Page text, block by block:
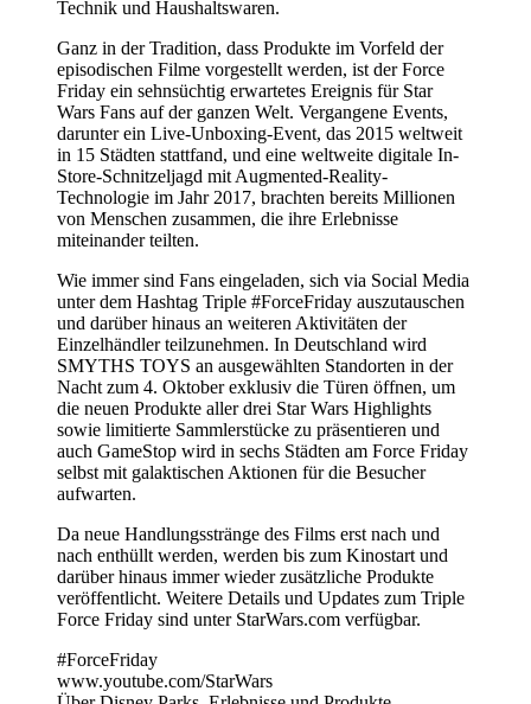
Technik und Haushaltswaren.
Ganz in der Tradition, dass Produkte im Vorfeld der
episodischen Filme vorgestellt werden, ist der Force
Friday ein sehnsüchtig erwartetes Ereignis für Star
Wars Fans auf der ganzen Welt. Vergangene Events,
darunter ein Live-Unboxing-Event, das 2015 weltweit
in 15 Städten stattfand, und eine weltweite digitale In-
Store-Schnitzeljagd mit Augmented-Reality-
Technologie im Jahr 2017, brachten bereits Millionen
von Menschen zusammen, die ihre Erlebnisse
miteinander teilten.
Wie immer sind Fans eingeladen, sich via Social Media
unter dem Hashtag Triple #ForceFriday auszutauschen
und darüber hinaus an weiteren Aktivitäten der
Einzelhändler teilzunehmen. In Deutschland wird
SMYTHS TOYS an ausgewählten Standorten in der
Nacht zum 4. Oktober exklusiv die Türen öffnen, um
die neuen Produkte aller drei Star Wars Highlights
sowie limitierte Sammlerstücke zu präsentieren und
auch GameStop wird in sechs Städten am Force Friday
selbst mit galaktischen Aktionen für die Besucher
aufwarten.
Da neue Handlungsstränge des Films erst nach und
nach enthüllt werden, werden bis zum Kinostart und
darüber hinaus immer wieder zusätzliche Produkte
veröffentlicht. Weitere Details und Updates zum Triple
Force Friday sind unter StarWars.com verfügbar.
#ForceFriday
www.youtube.com/StarWars